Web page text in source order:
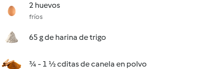
2 huevos
fríos
65 g de harina de trigo
¾ - 1 ½ cditas de canela en polvo